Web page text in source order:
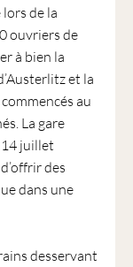
de la
ouvriers de
à bien la
et la
au
La gare
juillet
des
dans une
desservant